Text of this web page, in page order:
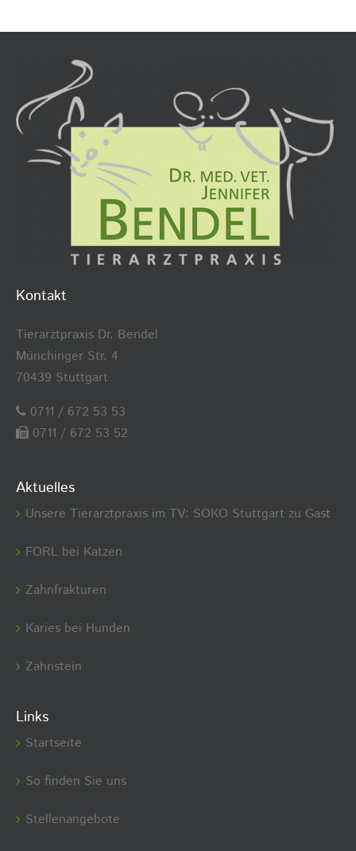
Kontakt
Tierarztpraxis Dr. Bendel
Münchinger Str. 4
70439 Stuttgart
0711 / 672 53 53
0711 / 672 53 52
Aktuelles
Unsere Tierarztpraxis im TV: SOKO Stuttgart zu Gast
FORL bei Katzen
Zahnfrakturen
Karies bei Hunden
Zahnstein
Links
Startseite
So finden Sie uns
Stellenangebote